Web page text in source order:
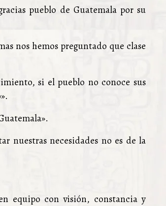
pueblo de Guatemala por su
nos hemos preguntado que clase
si el pueblo no conoce sus
nuestras necesidades no es de la
equipo con visión, constancia y